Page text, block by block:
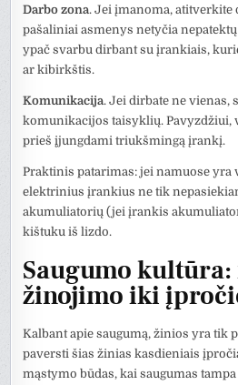
Darbo zona. Jei įmanoma, atitverkite
pašaliniai asmenys netyčia
ypač svarbu dirbant su įrankiais,
ar kibirkštis.
Komunikacija. Jei dirbate ne vienas,
komunikacijos taisyklių. Pavyzdžiui,
prieš įjungdami triukšmingą įrankį.
Praktinis patarimas: jei namuose
elektrinius įrankius ne tik
akumuliatorių (jei įrankis
kištuku iš lizdo.
Saugumo kultūra:
žinojimo iki
Kalbant apie saugumą, žinios yra tik
paversti šias žinias kasdieniais
mąstymo būdas, kai saugumas